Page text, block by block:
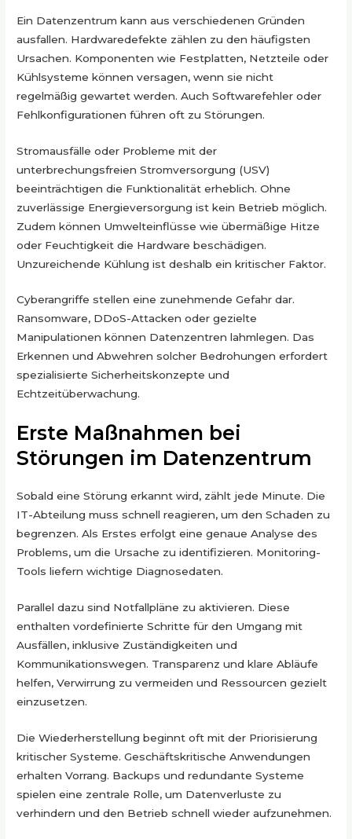
Ein Datenzentrum kann aus verschiedenen Gründen
ausfallen. Hardwaredefekte zählen zu den häufigsten
Ursachen. Komponenten wie Festplatten, Netzteile oder
Kühlsysteme können versagen, wenn sie nicht
regelmäßig gewartet werden. Auch Softwarefehler oder
Fehlkonfigurationen führen oft zu Störungen.
Stromausfälle oder Probleme mit der
unterbrechungsfreien Stromversorgung (USV)
beeinträchtigen die Funktionalität erheblich. Ohne
zuverlässige Energieversorgung ist kein Betrieb möglich.
Zudem können Umwelteinflüsse wie übermäßige Hitze
oder Feuchtigkeit die Hardware beschädigen.
Unzureichende Kühlung ist deshalb ein kritischer Faktor.
Cyberangriffe stellen eine zunehmende Gefahr dar.
Ransomware, DDoS-Attacken oder gezielte
Manipulationen können Datenzentren lahmlegen. Das
Erkennen und Abwehren solcher Bedrohungen erfordert
spezialisierte Sicherheitskonzepte und
Echtzeitüberwachung.
Erste Maßnahmen bei
Störungen im Datenzentrum
Sobald eine Störung erkannt wird, zählt jede Minute. Die
IT-Abteilung muss schnell reagieren, um den Schaden zu
begrenzen. Als Erstes erfolgt eine genaue Analyse des
Problems, um die Ursache zu identifizieren. Monitoring-
Tools liefern wichtige Diagnosedaten.
Parallel dazu sind Notfallpläne zu aktivieren. Diese
enthalten vordefinierte Schritte für den Umgang mit
Ausfällen, inklusive Zuständigkeiten und
Kommunikationswegen. Transparenz und klare Abläufe
helfen, Verwirrung zu vermeiden und Ressourcen gezielt
einzusetzen.
Die Wiederherstellung beginnt oft mit der Priorisierung
kritischer Systeme. Geschäftskritische Anwendungen
erhalten Vorrang. Backups und redundante Systeme
spielen eine zentrale Rolle, um Datenverluste zu
verhindern und den Betrieb schnell wieder aufzunehmen.